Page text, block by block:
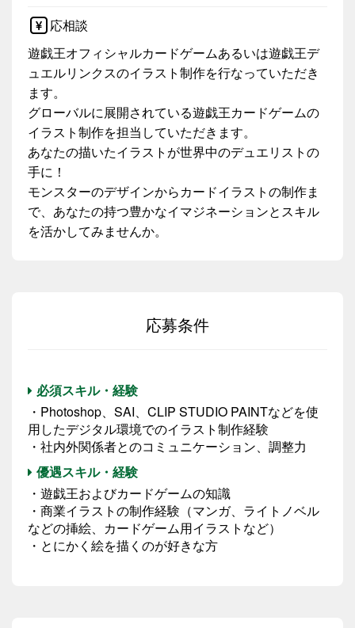
応相談
遊戯王オフィシャルカードゲームあるいは遊戯王デ
ュエルリンクスのイラスト制作を行なっていただき
ます。
グローバルに展開されている遊戯王カードゲームの
イラスト制作を担当していただきます。
あなたの描いたイラストが世界中のデュエリストの
手に！
モンスターのデザインからカードイラストの制作ま
で、あなたの持つ豊かなイマジネーションとスキル
を活かしてみませんか。
応募条件
必須スキル・経験
・Photoshop、SAI、CLIP STUDIO PAINTなどを使
用したデジタル環境でのイラスト制作経験
・社内外関係者とのコミュニケーション、調整力
優遇スキル・経験
・遊戯王およびカードゲームの知識
・商業イラストの制作経験（マンガ、ライトノベル
などの挿絵、カードゲーム用イラストなど）
・とにかく絵を描くのが好きな方